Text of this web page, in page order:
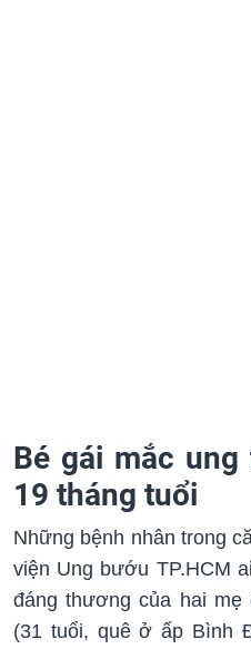
Bé gái mắc
19 tháng tuổi
Những bệnh nhân trong
viện Ung bướu TP.HCM
đáng thương của hai mẹ
(31 tuổi, quê ở ấp Bình